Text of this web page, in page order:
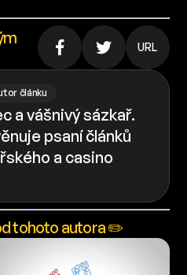
URL
článku
a vášnivý sázkař.
psaní článků
a casino
tohoto autora ✏️